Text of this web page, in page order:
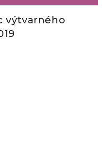
výtvarného